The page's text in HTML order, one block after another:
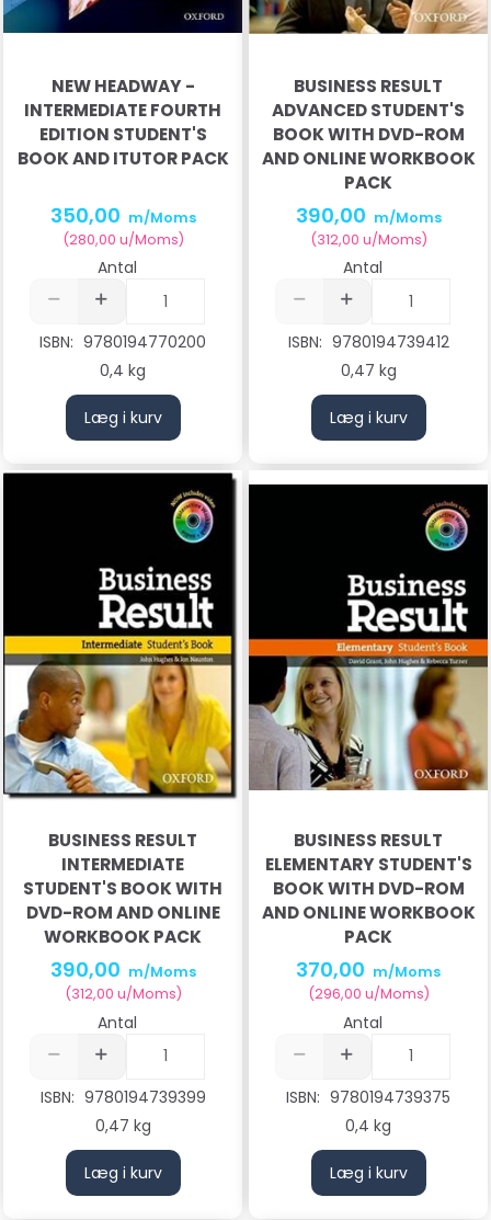
NEW HEADWAY -
INTERMEDIATE FOURTH
EDITION STUDENT'S
BOOK AND ITUTOR PACK
350,00 m/Moms
(280,00 u/Moms)
Antal
ISBN: 9780194770200
0,4 kg
Læg i kurv
BUSINESS RESULT
ADVANCED STUDENT'S
BOOK WITH DVD-ROM
AND ONLINE WORKBOOK
PACK
390,00 m/Moms
(312,00 u/Moms)
Antal
ISBN: 9780194739412
0,47 kg
Læg i kurv
BUSINESS RESULT
INTERMEDIATE
STUDENT'S BOOK WITH
DVD-ROM AND ONLINE
WORKBOOK PACK
390,00 m/Moms
(312,00 u/Moms)
Antal
ISBN: 9780194739399
0,47 kg
Læg i kurv
BUSINESS RESULT
ELEMENTARY STUDENT'S
BOOK WITH DVD-ROM
AND ONLINE WORKBOOK
PACK
370,00 m/Moms
(296,00 u/Moms)
Antal
ISBN: 9780194739375
0,4 kg
Læg i kurv